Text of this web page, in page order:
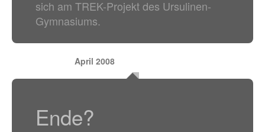
sich am TREK-Projekt des Ursulinen-
Gymnasiums.
April 2008
Ende?